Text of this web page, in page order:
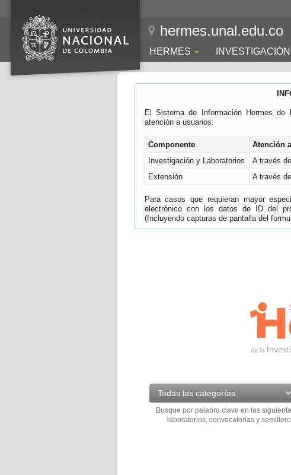
hermes.unal.edu.co
HERMES INVESTIGACIÓN
El Sistema de Información Hermes de
atención a usuarios:
Componente Atención
Investigación y Laboratorios
A través del
Extensión
A través del
Para casos que requieran mayor
electrónico con los datos de ID del
(Incluyendo capturas de pantalla del
Todas las categorías
Busque por palabra clave en las
laboratorios, convocatorias y